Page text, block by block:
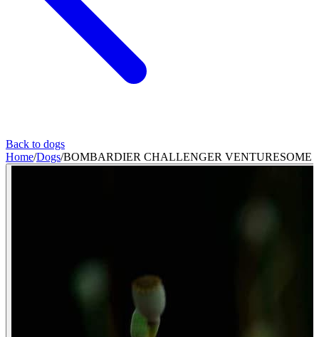
Back to dogs
Home/Dogs/BOMBARDIER CHALLENGER VENTURESOME